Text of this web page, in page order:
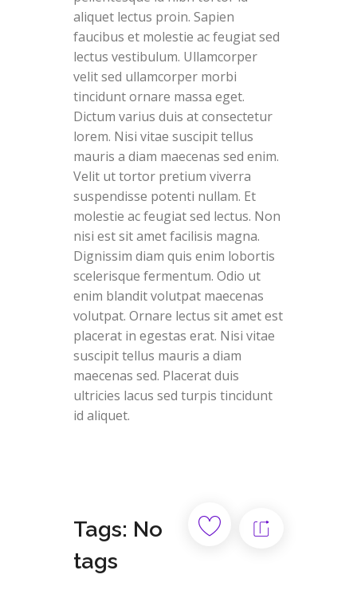
aliquet lectus proin. Sapien
faucibus et molestie ac feugiat sed
lectus vestibulum. Ullamcorper
velit sed ullamcorper morbi
tincidunt ornare massa eget.
Dictum varius duis at consectetur
lorem. Nisi vitae suscipit tellus
mauris a diam maecenas sed enim.
Velit ut tortor pretium viverra
suspendisse potenti nullam. Et
molestie ac feugiat sed lectus. Non
nisi est sit amet facilisis magna.
Dignissim diam quis enim lobortis
scelerisque fermentum. Odio ut
enim blandit volutpat maecenas
volutpat. Ornare lectus sit amet est
placerat in egestas erat. Nisi vitae
suscipit tellus mauris a diam
maecenas sed. Placerat duis
ultricies lacus sed turpis tincidunt
id aliquet.
Tags: No
tags